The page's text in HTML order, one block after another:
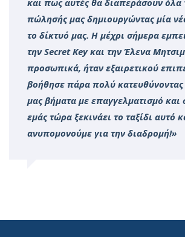
και πως αυτές θα διαπεράσουν όλα
πώλησής μας δημιουργώντας μία
το δίκτυό μας. Η μέχρι σήμερα
την Secret Key και την Έλενα
προσωπικά, ήταν εξαιρετικού
βοήθησε πάρα πολύ
μας βήματα με επαγγελματισμό και
εμάς τώρα ξεκινάει το ταξίδι αυτό
ανυπομονούμε για την διαδρομή!»